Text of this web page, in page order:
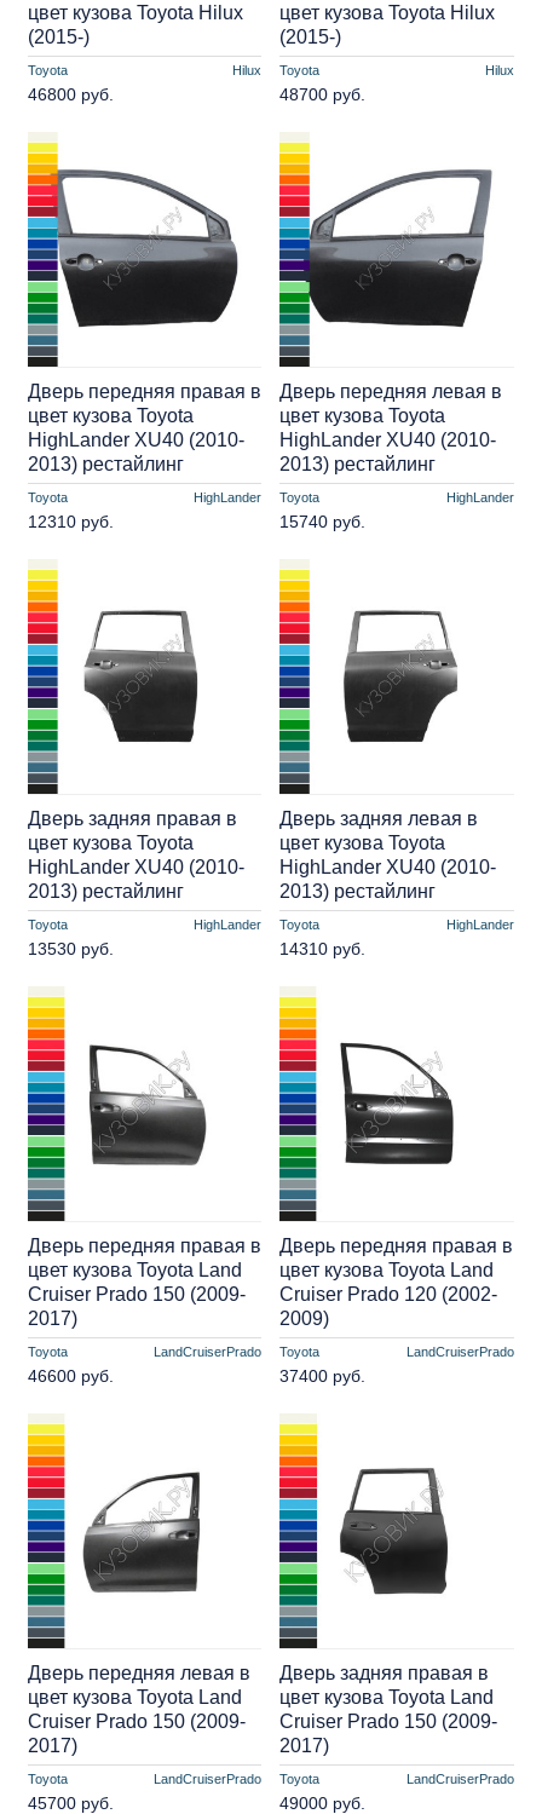
Toyota Hilux
цвет кузова Toyota Hilux
(2015-)
46800 руб.
Toyota Hilux
цвет кузова Toyota Hilux
(2015-)
48700 руб.
Toyota HighLander
Дверь передняя правая в
цвет кузова Toyota
HighLander XU40 (2010-
2013) рестайлинг
12310 руб.
Toyota HighLander
Дверь передняя левая в
цвет кузова Toyota
HighLander XU40 (2010-
2013) рестайлинг
15740 руб.
Toyota HighLander
Дверь задняя правая в
цвет кузова Toyota
HighLander XU40 (2010-
2013) рестайлинг
13530 руб.
Toyota HighLander
Дверь задняя левая в
цвет кузова Toyota
HighLander XU40 (2010-
2013) рестайлинг
14310 руб.
Toyota LandCruiserPrado
Дверь передняя правая в
цвет кузова Toyota Land
Cruiser Prado 150 (2009-
2017)
46600 руб.
Toyota LandCruiserPrado
Дверь передняя правая в
цвет кузова Toyota Land
Cruiser Prado 120 (2002-
2009)
37400 руб.
Toyota LandCruiserPrado
Дверь передняя левая в
цвет кузова Toyota Land
Cruiser Prado 150 (2009-
2017)
45700 руб.
Toyota LandCruiserPrado
Дверь задняя правая в
цвет кузова Toyota Land
Cruiser Prado 150 (2009-
2017)
49000 руб.